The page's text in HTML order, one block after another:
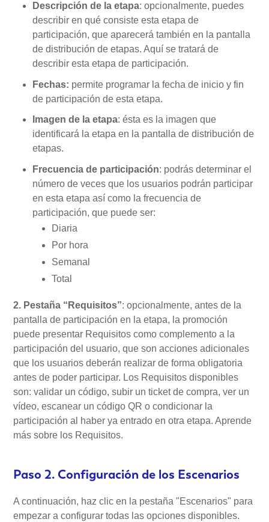
Descripción de la etapa: opcionalmente, puedes
describir en qué consiste esta etapa de
participación, que aparecerá también en la pantalla
de distribución de etapas. Aquí se tratará de
describir esta etapa de participación.
Fechas: permite programar la fecha de inicio y fin
de participación de esta etapa.
Imagen de la etapa: ésta es la imagen que
identificará la etapa en la pantalla de distribución de
etapas.
Frecuencia de participación: podrás determinar el
número de veces que los usuarios podrán participar
en esta etapa así como la frecuencia de
participación, que puede ser:
Diaria
Por hora
Semanal
Total
2. Pestaña “Requisitos”: opcionalmente, antes de la
pantalla de participación en la etapa, la promoción
puede presentar Requisitos como complemento a la
participación del usuario, que son acciones adicionales
que los usuarios deberán realizar de forma obligatoria
antes de poder participar. Los Requisitos disponibles
son: validar un código, subir un ticket de compra, ver un
vídeo, escanear un código QR o condicionar la
participación al haber ya entrado en otra etapa. Aprende
más sobre los Requisitos.
Paso 2. Configuración de los Escenarios
A continuación, haz clic en la pestaña "Escenarios" para
empezar a configurar todas las opciones disponibles.